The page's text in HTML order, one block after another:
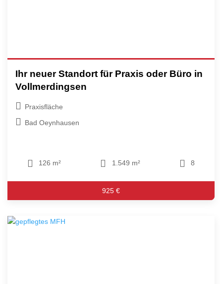
Ihr neuer Standort für Praxis oder Büro in
Vollmerdingsen
Praxisfläche
Bad Oeynhausen
126 m² 1.549 m² 8
925 €